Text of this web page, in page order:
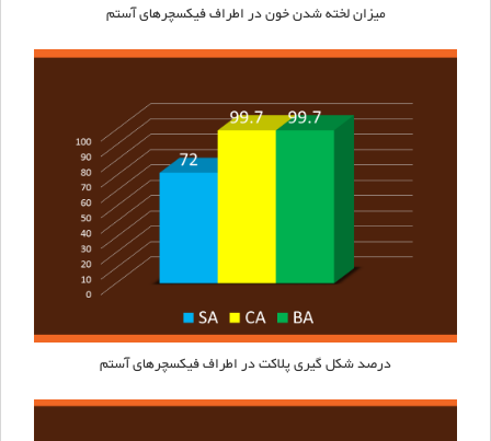
میزان لخته شدن خون در اطراف فیکسچرهایآستم
درصد شکل گیری پلاکت در اطراف فیکسچرهایآستم